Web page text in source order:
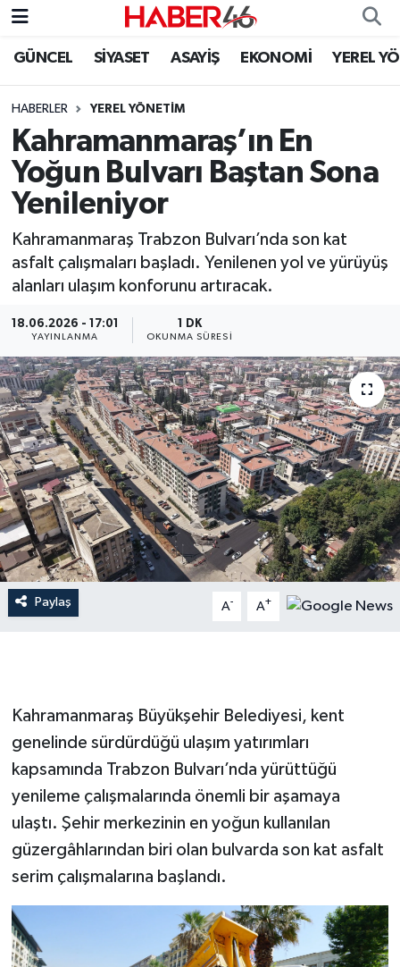
GÜNCEL SİYASET ASAYİŞ EKONOMİ YEREL
HABERLER YEREL YÖNETİM
Kahramanmaraş’ın En
Yoğun Bulvarı Baştan Sona
Yenileniyor
Kahramanmaraş Trabzon Bulvarı’nda son kat
asfalt çalışmaları başladı. Yenilenen yol ve yürüyüş
alanları ulaşım konforunu artıracak.
18.06.2026 - 17:01
YAYINLANMA
1 DK
OKUNMA SÜRESI
Paylaş A- A+
Kahramanmaraş Büyükşehir Belediyesi, kent
genelinde sürdürdüğü ulaşım yatırımları
kapsamında Trabzon Bulvarı’nda yürüttüğü
yenileme çalışmalarında önemli bir aşamaya
ulaştı. Şehir merkezinin en yoğun kullanılan
güzergâhlarından biri olan bulvarda son kat asfalt
serim çalışmalarına başlandı.
GÜNCEL
SİYASET
EKONOMİ
SPOR
YAŞAM
TEKNOLOJİ
SAĞLIK
EĞİTİM
İLÇE HABERLERİ
KÜLTÜR-SANAT
KSÜ
DÜNYA
ROPORTAJ
YEREL YÖNETİM
MEDYA
SEÇİM 2011
ÜÇÜNCÜ SAYFA
Nöbetçi Eczaneler
Hava Durumu
Kahramanmaraş Namaz Vakitleri
Trafik Durumu
Süper Lig Puan Durumu ve Fikstür
Tüm Manşetler
Son Dakika Haberleri
Haber Arşivi